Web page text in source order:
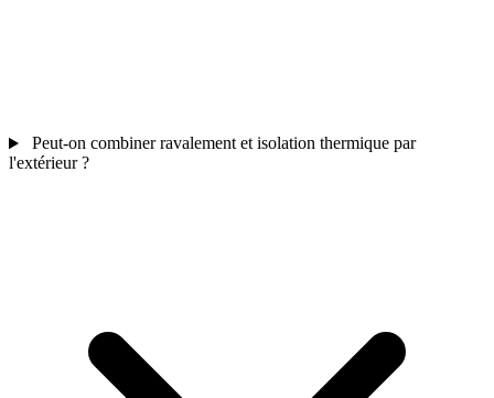
Peut-on combiner ravalement et isolation thermique par
l'extérieur ?